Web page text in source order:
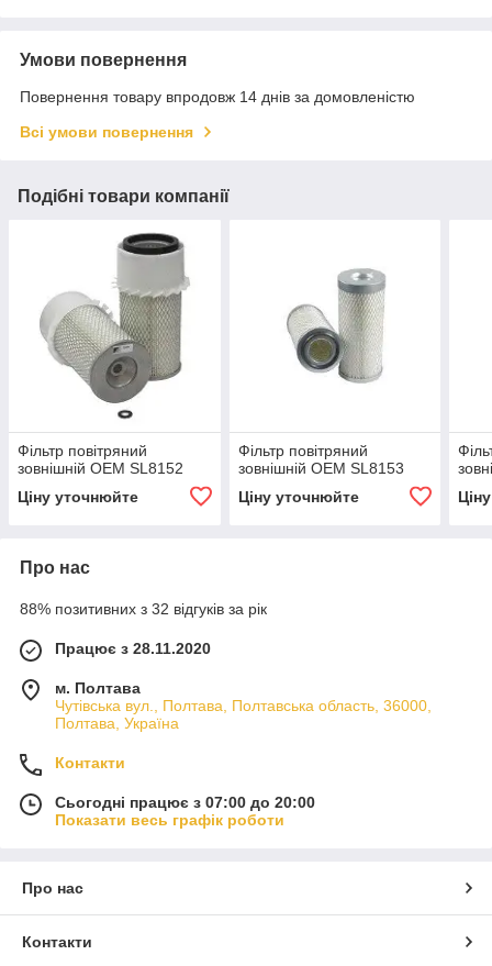
Умови повернення
Повернення товару впродовж 14 днів за домовленістю
Всі умови повернення
Подібні товари компанії
Фільтр повітряний
зовнішній OEM SL8152
Ціну уточнюйте
Фільтр повітряний
зовнішній OEM SL8153
Ціну уточнюйте
Про нас
88% позитивних з 32 відгуків за рік
Працює з 28.11.2020
м. Полтава
Чутівська вул., Полтава, Полтавська область, 36000,
Полтава, Україна
Контакти
Сьогодні працює з 07:00 до 20:00
Показати весь графік роботи
Про нас
Контакти